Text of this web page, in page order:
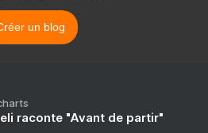
un blog
raconte "Avant de partir"